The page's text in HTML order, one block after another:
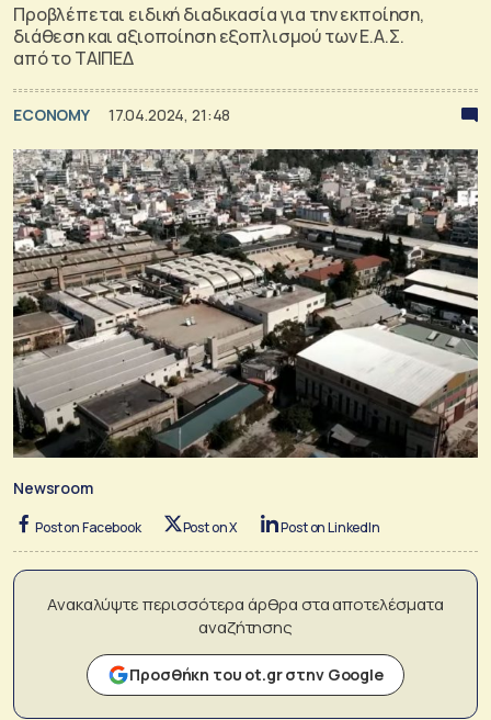
Προβλέπεται ειδική διαδικασία για την εκποίηση,
διάθεση και αξιοποίηση εξοπλισμού των Ε.Α.Σ.
από το ΤΑΙΠΕΔ
ECONOMY 17.04.2024, 21:48
Newsroom
Post on Facebook Post on X Post on LinkedIn
Ανακαλύψτε περισσότερα άρθρα στα αποτελέσματα
αναζήτησης
Προσθήκη του ot.gr στην Google